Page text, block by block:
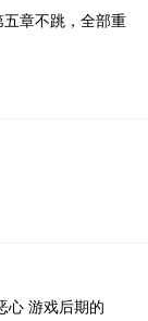
章不跳，全部重
心 游戏后期的